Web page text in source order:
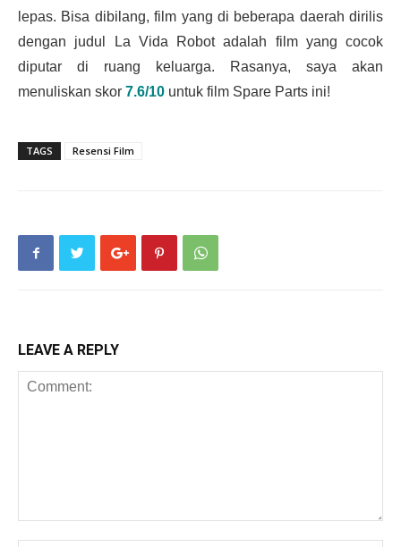
lepas. Bisa dibilang, film yang di beberapa daerah dirilis
dengan judul La Vida Robot adalah film yang cocok
diputar di ruang keluarga. Rasanya, saya akan
menuliskan skor 7.6/10 untuk film Spare Parts ini!
TAGS Resensi Film
LEAVE A REPLY